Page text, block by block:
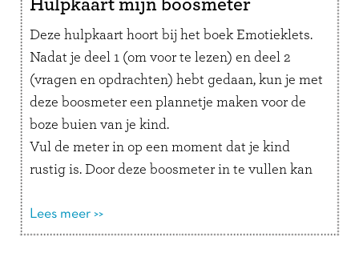
Hulpkaart mijn boosmeter
Deze hulpkaart hoort bij het boek Emotieklets.
Nadat je deel 1 (om voor te lezen) en deel 2
(vragen en opdrachten) hebt gedaan, kun je met
deze boosmeter een plannetje maken voor de
boze buien van je kind.
Vul de meter in op een moment dat je kind
rustig is. Door deze boosmeter in te vullen kan
een beetje of heel boos wordt. Zo voorkom je
ontploffingsgevaar.
Lees meer >>